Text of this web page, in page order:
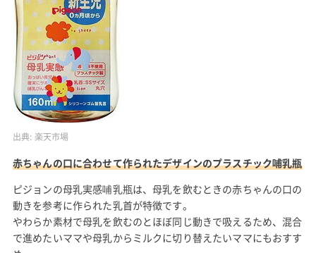
出典: 楽天市場
赤ちゃんの口に合わせて作られたデザインのプラスチック哺乳瓶
ピジョンの母乳実感哺乳瓶は、母乳を飲むときの赤ちゃんの口の
動きを参考に作られた乳首が特徴です。
やわらか素材で母乳を飲むのとほぼ同じ動きで吸えるため、混合
で進めたいママや母乳からミルクに切り替えたいママにもおすす